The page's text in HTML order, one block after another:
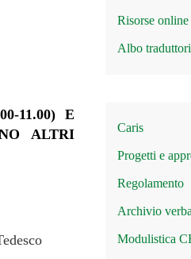
11.00) E
ALTRI
Risorse online
Albo traduttori
Caris
Progetti e
Regolamento
Archivio
Modulistica